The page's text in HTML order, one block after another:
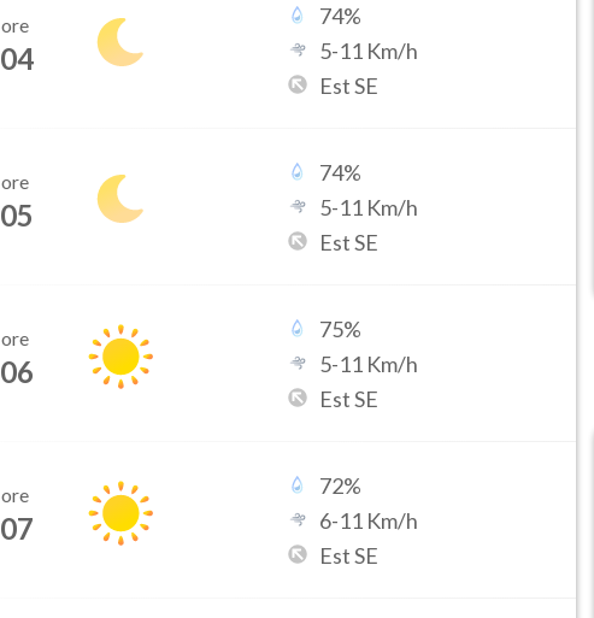
ore
04
74%
5-11 Km/h
Est SE
ore
05
74%
5-11 Km/h
Est SE
ore
06
75%
5-11 Km/h
Est SE
ore
07
72%
6-11 Km/h
Est SE